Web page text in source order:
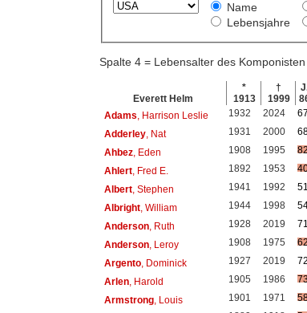
Name
Lebensjahre
Spalte 4 = Lebensalter des
Everett Helm
*
1913
†
1999
Adams , Harrison Leslie 1932 2024
67
Adderley, Nat 1931 2000
Ahbez, Eden 1908 1995
82
Ahlert, Fred E. 1892 1953
Albert, Stephen 1941 1992
51
Albright, William 1944 1998
Anderson, Ruth 1928 2019
71
Anderson, Leroy 1908 1975
62
Argento, Dominick 1927 2019
72
Arlen, Harold 1905 1986
73
Armstrong, Louis 1901 1971